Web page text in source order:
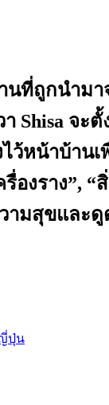
ที่ถูกนำมา
า Shisa จะ
ว้หน้าบ้านเ
องราง”,
ามสุขและ
ปุ่น